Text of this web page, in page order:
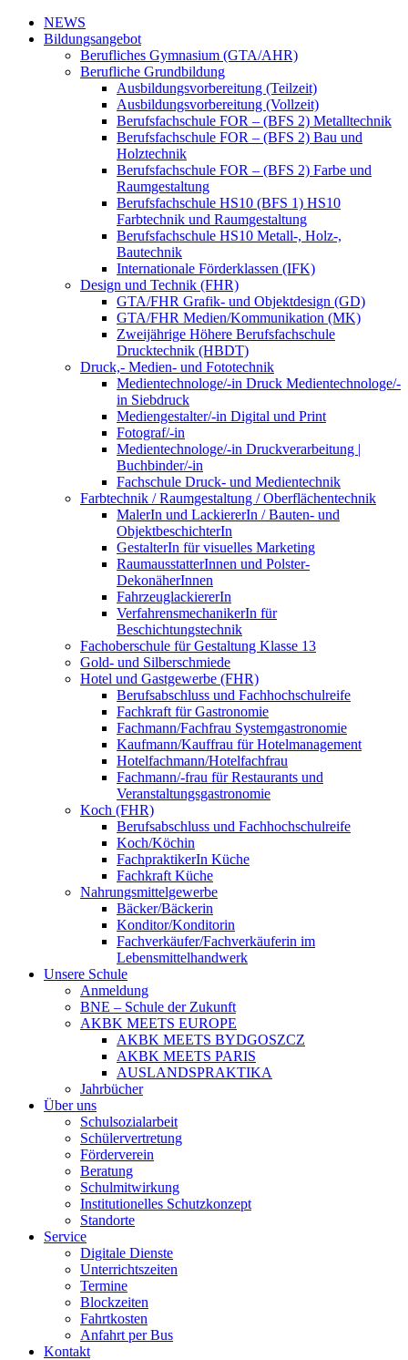
NEWS
Bildungsangebot
Berufliches Gymnasium (GTA/AHR)
Berufliche Grundbildung
Ausbildungsvorbereitung (Teilzeit)
Ausbildungsvorbereitung (Vollzeit)
Berufsfachschule FOR – (BFS 2) Metalltechnik
Berufsfachschule FOR – (BFS 2) Bau und
Holztechnik
Berufsfachschule FOR – (BFS 2) Farbe und
Raumgestaltung
Berufsfachschule HS10 (BFS 1) HS10
Farbtechnik und Raumgestaltung
Berufsfachschule HS10 Metall-, Holz-,
Bautechnik
Internationale Förderklassen (IFK)
Design und Technik (FHR)
GTA/FHR Grafik- und Objektdesign (GD)
GTA/FHR Medien/Kommunikation (MK)
Zweijährige Höhere Berufsfachschule
Drucktechnik (HBDT)
Druck,- Medien- und Fototechnik
Medientechnologe/-in Druck Medientechnologe/-
in Siebdruck
Mediengestalter/-in Digital und Print
Fotograf/-in
Medientechnologe/-in Druckverarbeitung |
Buchbinder/-in
Fachschule Druck- und Medientechnik
Farbtechnik / Raumgestaltung / Oberflächentechnik
MalerIn und LackiererIn / Bauten- und
ObjektbeschichterIn
GestalterIn für visuelles Marketing
RaumausstatterInnen und Polster-
DekonäherInnen
FahrzeuglackiererIn
VerfahrensmechanikerIn für
Beschichtungstechnik
Fachoberschule für Gestaltung Klasse 13
Gold- und Silberschmiede
Hotel und Gastgewerbe (FHR)
Berufsabschluss und Fachhochschulreife
Fachkraft für Gastronomie
Fachmann/Fachfrau Systemgastronomie
Kaufmann/Kauffrau für Hotelmanagement
Hotelfachmann/Hotelfachfrau
Fachmann/-frau für Restaurants und
Veranstaltungsgastronomie
Koch (FHR)
Berufsabschluss und Fachhochschulreife
Koch/Köchin
FachpraktikerIn Küche
Fachkraft Küche
Nahrungsmittelgewerbe
Bäcker/Bäckerin
Konditor/Konditorin
Fachverkäufer/Fachverkäuferin im
Lebensmittelhandwerk
Unsere Schule
Anmeldung
BNE – Schule der Zukunft
AKBK MEETS EUROPE
AKBK MEETS BYDGOSZCZ
AKBK MEETS PARIS
AUSLANDSPRAKTIKA
Jahrbücher
Über uns
Schulsozialarbeit
Schülervertretung
Förderverein
Beratung
Schulmitwirkung
Institutionelles Schutzkonzept
Standorte
Service
Digitale Dienste
Unterrichtszeiten
Termine
Blockzeiten
Fahrtkosten
Anfahrt per Bus
Kontakt